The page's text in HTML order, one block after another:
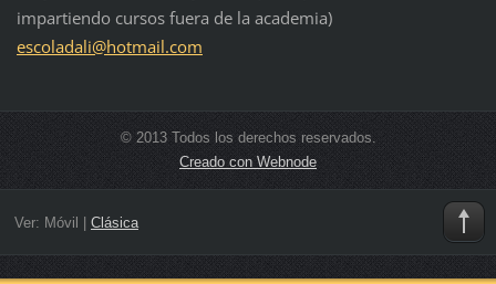
impartiendo cursos fuera de la academia)
escoladali@hotmail.com
© 2013 Todos los derechos reservados.
Creado con Webnode
Ver: Móvil Clásica